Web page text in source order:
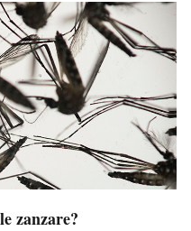
zanzare?